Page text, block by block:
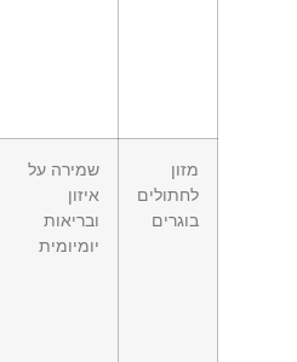
מזון
לחתולים
בוגרים
שמירה על
איזון
ובריאות
יומיומית